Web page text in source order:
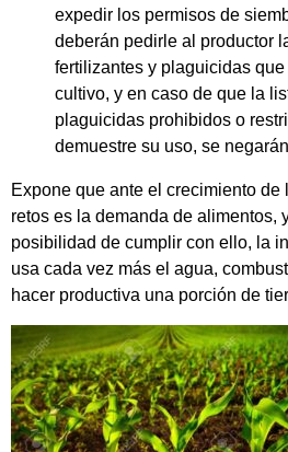
expedir los permisos de
deberán pedirle al productor
fertilizantes y plaguicidas
cultivo, y en caso de que la
plaguicidas prohibidos o
demuestre su uso, se
Expone que ante el crecimiento
retos es la demanda de alimentos,
posibilidad de cumplir con ello, la
usa cada vez más el agua,
hacer productiva una porción de